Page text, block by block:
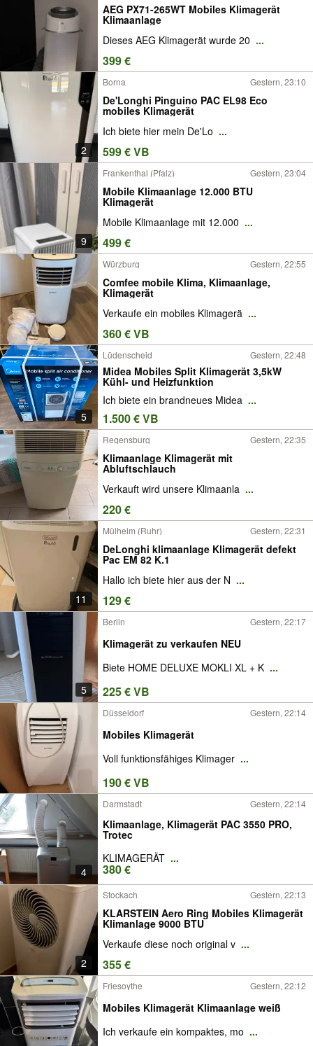
AEG PX71-265WT Mobiles Klimagerät
Klimaanlage
Dieses AEG Klimagerät wurde 20 ...
399 €
2
Borna Gestern, 23:10
De'Longhi Pinguino PAC EL98 Eco
mobiles Klimagerät
Ich biete hier mein De'Lo ...
599 € VB
9
Frankenthal (Pfalz) Gestern, 23:04
Mobile Klimaanlage 12.000 BTU
Klimagerät
Mobile Klimaanlage mit 12.000 ...
499 €
Würzburg Gestern, 22:55
Comfee mobile Klima, Klimaanlage,
Klimagerät
Verkaufe ein mobiles Klimagerä ...
360 € VB
5
Lüdenscheid Gestern, 22:48
Midea Mobiles Split Klimagerät 3,5kW
Kühl- und Heizfunktion
Ich biete ein brandneues Midea ...
1.500 € VB
Regensburg Gestern, 22:35
Klimaanlage Klimagerät mit
Abluftschlauch
Verkauft wird unsere Klimaanla ...
220 €
11
Mülheim (Ruhr) Gestern, 22:31
DeLonghi klimaanlage Klimagerät defekt
Pac EM 82 K.1
Hallo ich biete hier aus der N ...
129 €
5
Berlin Gestern, 22:17
Klimagerät zu verkaufen NEU
Biete HOME DELUXE MOKLI XL + K ...
225 € VB
Düsseldorf Gestern, 22:14
Mobiles Klimagerät
Voll funktionsfähiges Klimager ...
190 € VB
4
Darmstadt Gestern, 22:14
Klimaanlage, Klimagerät PAC 3550 PRO,
Trotec
KLIMAGERÄT ...
380 €
2
Stockach Gestern, 22:13
KLARSTEIN Aero Ring Mobiles Klimagerät
Klimanlage 9000 BTU
Verkaufe diese noch original v ...
355 €
Friesoythe Gestern, 22:12
Mobiles Klimagerät Klimaanlage weiß
Ich verkaufe ein kompaktes, mo ...